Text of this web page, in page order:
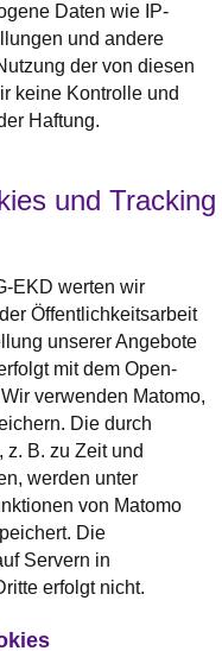
Daten wie IP-
und andere
der von diesen
keine Kontrolle und
Haftung.
und Tracking
EKD werten wir
Öffentlichkeitsarbeit
unserer Angebote
mit dem Open-
verwenden Matomo,
Die durch
z. B. zu Zeit und
werden unter
von Matomo
Die
Servern in
erfolgt nicht.